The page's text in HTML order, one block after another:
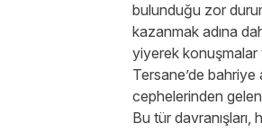
bulunduğu zor
kazanmak adına
yiyerek konuşmalar
Tersane’de
cephelerinden gelen
Bu tür